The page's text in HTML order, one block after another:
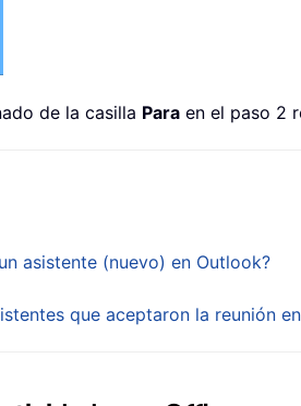
de la casilla Para en el paso 2
asistente (nuevo) en Outlook?
que aceptaron la reunión